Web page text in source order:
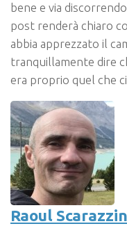
bene e via
post renderà chiaro
abbia apprezzato il
tranquillamente dire
era proprio quel che
Raoul